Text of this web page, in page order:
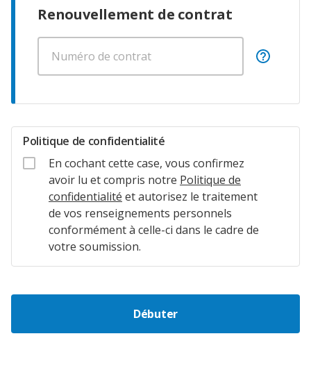
Renouvellement de contrat
Politique de confidentialité
En cochant cette case, vous confirmez
avoir lu et compris notre Politique de
confidentialité et autorisez le traitement
de vos renseignements personnels
conformément à celle-ci dans le cadre de
votre soumission.
Débuter